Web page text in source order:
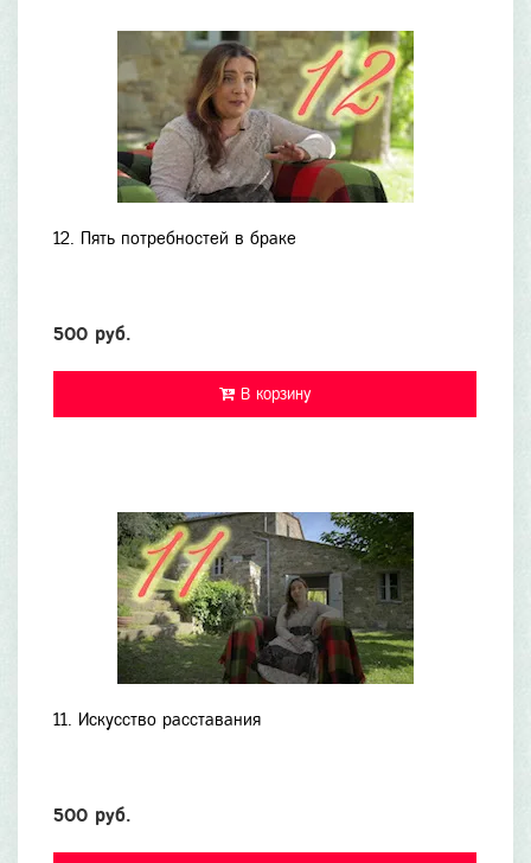
12. Пять потребностей в браке
500 руб.
В корзину
11. Искусство расставания
500 руб.